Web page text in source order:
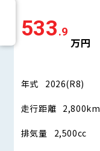
533.9
万円
年式 2026(R8)
走行距離 2,800km
排気量 2,500cc